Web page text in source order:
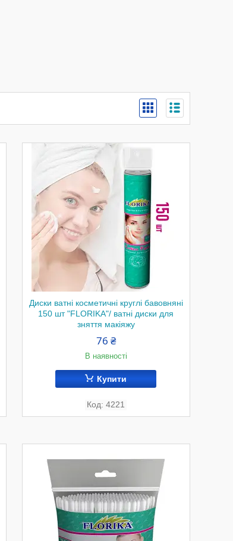
Диски ватні косметичні круглі бавовняні
150 шт "FLORIKA"/ ватні диски для
зняття макіяжу
76 ₴
В наявності
Купити
4221